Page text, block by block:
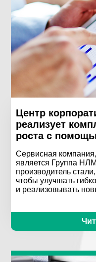
Центр
реализует
роста с
Сервисная
является Группа
производитель
чтобы улучшать
и реализовывать